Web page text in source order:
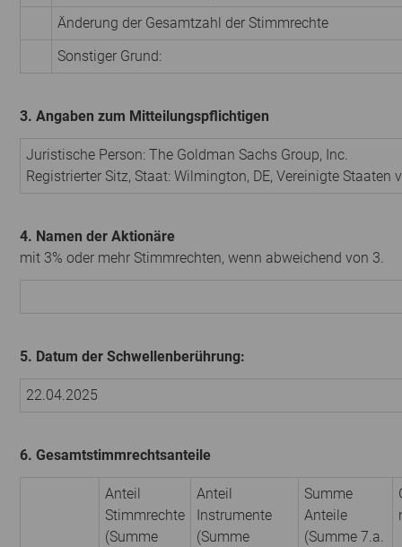
Änderung der Gesamtzahl der Stimmrechte
Sonstiger Grund:
3. Angaben zum Mitteilungspflichtigen
Juristische Person: The Goldman Sachs Group, Inc.
Registrierter Sitz, Staat: Wilmington, DE, Vereinigte Staaten
4. Namen der Aktionäre
mit 3% oder mehr Stimmrechten, wenn abweichend von 3.
5. Datum der Schwellenberührung:
22.04.2025
6. Gesamtstimmrechtsanteile
Anteil
Stimmrechte
(Summe
Anteil
Instrumente
(Summe
Summe
Anteile
(Summe 7.a.